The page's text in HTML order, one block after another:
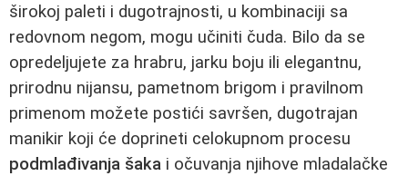
širokoj paleti i dugotrajnosti, u kombinaciji sa
redovnom negom, mogu učiniti čuda. Bilo da se
opredeljujete za hrabru, jarku boju ili elegantnu,
prirodnu nijansu, pametnom brigom i pravilnom
primenom možete postići savršen, dugotrajan
manikir koji će doprineti celokupnom procesu
podmlađivanja šaka i očuvanja njihove mladalačke